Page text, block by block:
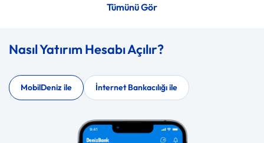
Tümünü Gör
Nasıl Yatırım Hesabı Açılır?
MobilDeniz ile İnternet Bankacılığı ile